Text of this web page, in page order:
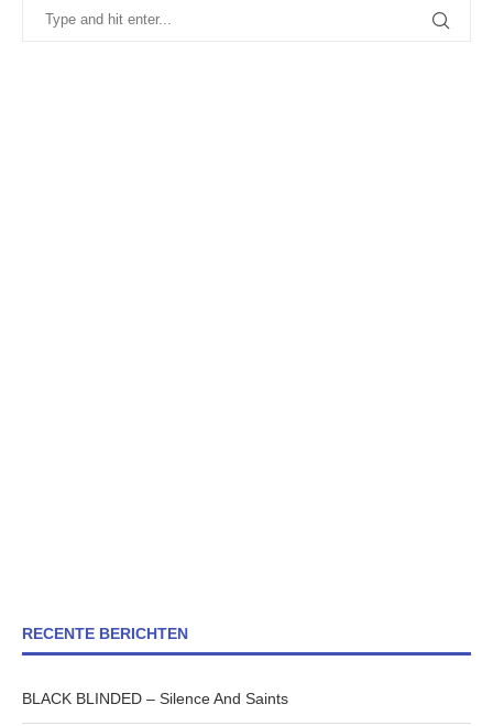
RECENTE BERICHTEN
BLACK BLINDED – Silence And Saints